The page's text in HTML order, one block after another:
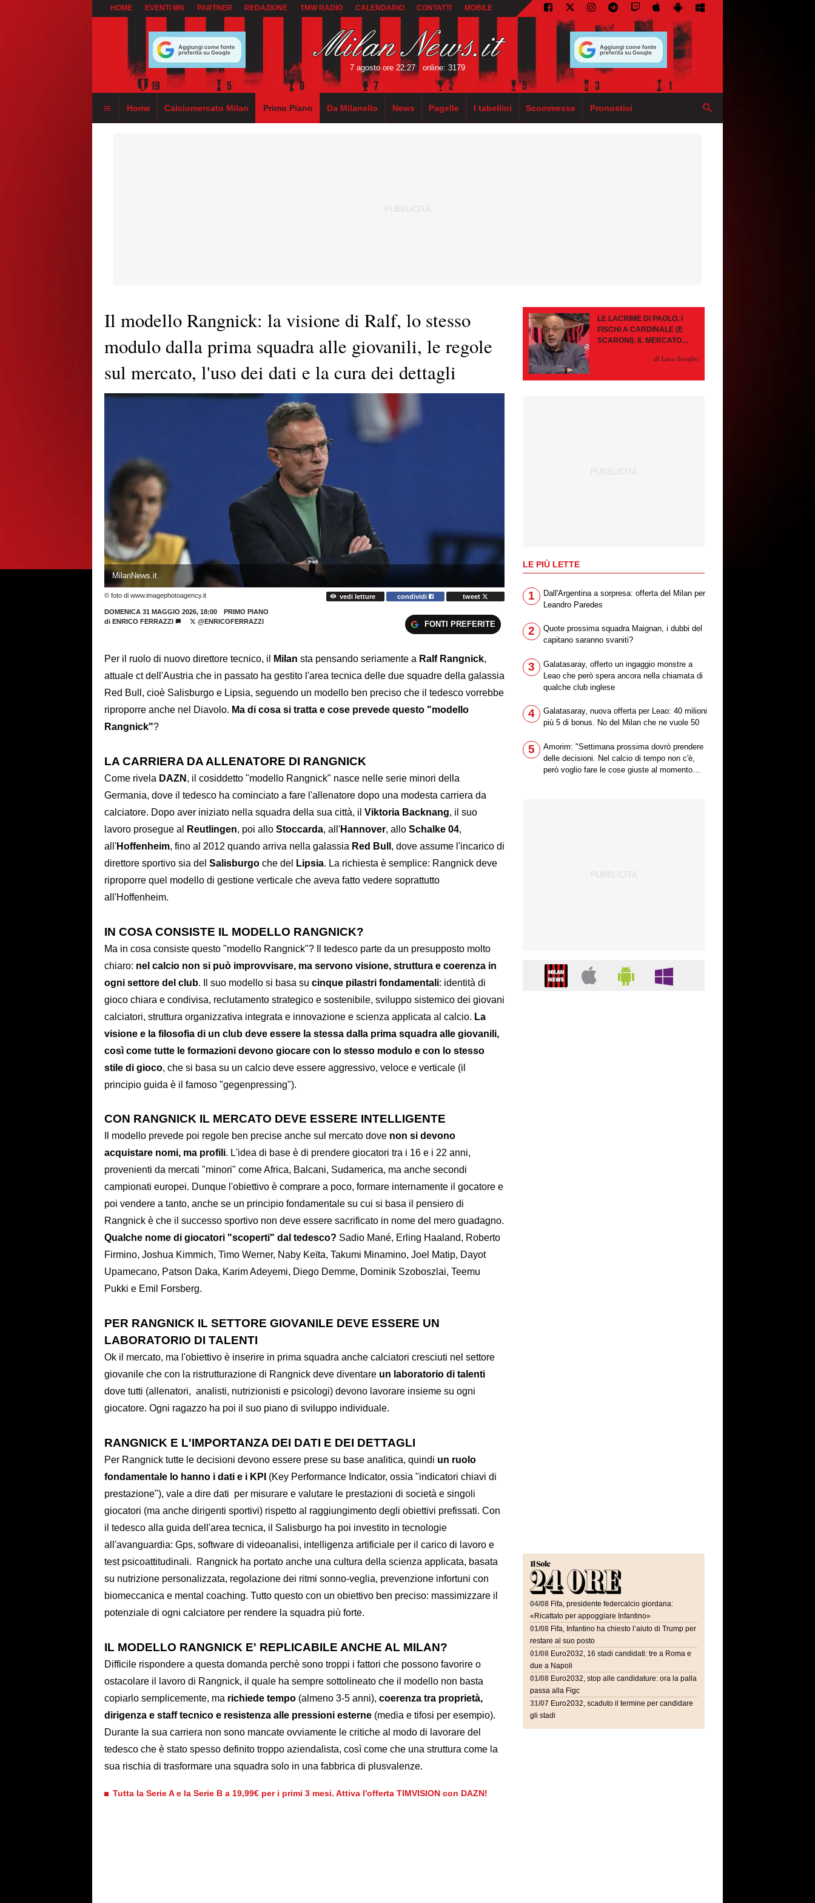
HOME EVENTI MN PARTNER REDAZIONE TMW RADIO CALENDARIO CONTATTI MOBILE
7 agosto ore 22:27 online: 3179
Home Calciomercato Milan Primo Piano Da Milanello News Pagelle I tabellini Scommesse Pronostici
Il modello Rangnick: la visione di Ralf, lo stesso
modulo dalla prima squadra alle giovanili, le regole
sul mercato, l'uso dei dati e la cura dei dettagli
MilanNews.it
© foto di www.imagephotoagency.it vedi letture condividi tweet
DOMENICA 31 MAGGIO 2026, 18:00
PRIMO PIANO
di ENRICO FERRAZZI @ENRICOFERRAZZI FONTI PREFERITE
Per il ruolo di nuovo direttore tecnico, il Milan sta pensando seriamente a Ralf Rangnick,
attuale ct dell'Austria che in passato ha gestito l'area tecnica delle due squadre della galassia
Red Bull, cioè Salisburgo e Lipsia, seguendo un modello ben preciso che il tedesco vorrebbe
riproporre anche nel Diavolo. Ma di cosa si tratta e cose prevede questo "modello
Rangnick"?
LA CARRIERA DA ALLENATORE DI RANGNICK
Come rivela DAZN , il cosiddetto "modello Rangnick" nasce nelle serie minori della
Germania, dove il tedesco ha cominciato a fare l'allenatore dopo una modesta carriera da
calciatore. Dopo aver iniziato nella squadra della sua città, il Viktoria Backnang, il suo
lavoro prosegue al
Reutlingen, poi allo Stoccarda, all'Hannover, allo Schalke 04,
all'Hoffenheim, fino al 2012 quando arriva nella galassia Red Bull , dove assume l'incarico di
direttore sportivo sia del Salisburgo che del Lipsia. La richiesta è semplice: Rangnick deve
riproporre quel modello di gestione verticale che aveva fatto vedere soprattutto
all'Hoffenheim.
IN COSA CONSISTE IL MODELLO RANGNICK?
Ma in cosa consiste questo "modello Rangnick"? Il tedesco parte da un presupposto molto
chiaro: nel calcio non si può improvvisare, ma servono visione, struttura e coerenza in
ogni settore del club. Il suo modello si basa su cinque pilastri fondamentali: identità di
gioco chiara e condivisa, reclutamento strategico e sostenibile, sviluppo sistemico dei giovani
calciatori, struttura organizzativa integrata e innovazione e scienza applicata al calcio. La
visione e la filosofia di un club deve essere la stessa dalla prima squadra alle giovanili,
così come tutte le formazioni devono giocare con lo stesso modulo e con lo stesso
stile di gioco, che si basa su un calcio deve essere aggressivo, veloce e verticale (il
principio guida è il famoso "gegenpressing").
CON RANGNICK IL MERCATO DEVE ESSERE INTELLIGENTE
Il modello prevede poi regole ben precise anche sul mercato dove non si devono
acquistare nomi, ma profili. L'idea di base è di prendere giocatori tra i 16 e i 22 anni,
provenienti da mercati "minori" come Africa, Balcani, Sudamerica, ma anche secondi
campionati europei. Dunque l'obiettivo è comprare a poco, formare internamente il gocatore e
poi vendere a tanto, anche se un principio fondamentale su cui si basa il pensiero di
Rangnick è che il successo sportivo non deve essere sacrificato in nome del mero guadagno.
Qualche nome di giocatori "scoperti" dal tedesco? Sadio Mané, Erling Haaland, Roberto
Firmino, Joshua Kimmich, Timo Werner, Naby Keïta, Takumi Minamino, Joel Matip, Dayot
Upamecano, Patson Daka, Karim Adeyemi, Diego Demme, Dominik Szoboszlai, Teemu
Pukki e Emil Forsberg.
PER RANGNICK IL SETTORE GIOVANILE DEVE ESSERE UN
LABORATORIO DI TALENTI
Ok il mercato, ma l'obiettivo è inserire in prima squadra anche calciatori cresciuti nel settore
giovanile che con la ristrutturazione di Rangnick deve diventare un laboratorio di talenti
dove tutti (allenatori, analisti, nutrizionisti e psicologi) devono lavorare insieme su ogni
giocatore. Ogni ragazzo ha poi il suo piano di sviluppo individuale.
RANGNICK E L'IMPORTANZA DEI DATI E DEI DETTAGLI
Per Rangnick tutte le decisioni devono essere prese su base analitica, quindi un ruolo
fondamentale lo hanno i dati e i KPI (Key Performance Indicator, ossia "indicatori chiavi di
prestazione"), vale a dire dati per misurare e valutare le prestazioni di società e singoli
giocatori (ma anche dirigenti sportivi) rispetto al raggiungimento degli obiettivi prefissati. Con
il tedesco alla guida dell'area tecnica, il Salisburgo ha poi investito in tecnologie
all'avanguardia: Gps, software di videoanalisi, intelligenza artificiale per il carico di lavoro e
test psicoattitudinali. Rangnick ha portato anche una cultura della scienza applicata, basata
su nutrizione personalizzata, regolazione dei ritmi sonno-veglia, prevenzione infortuni con
biomeccanica e mental coaching. Tutto questo con un obiettivo ben preciso: massimizzare il
potenziale di ogni calciatore per rendere la squadra più forte.
IL MODELLO RANGNICK E' REPLICABILE ANCHE AL MILAN?
Difficile rispondere a questa domanda perchè sono troppi i fattori che possono favorire o
ostacolare il lavoro di Rangnick, il quale ha sempre sottolineato che il modello non basta
copiarlo semplicemente, ma richiede tempo (almeno 3-5 anni), coerenza tra proprietà,
dirigenza e staff tecnico e resistenza alle pressioni esterne (media e tifosi per esempio).
Durante la sua carriera non sono mancate ovviamente le critiche al modo di lavorare del
tedesco che è stato spesso definito troppo aziendalista, così come che una struttura come la
sua rischia di trasformare una squadra solo in una fabbrica di plusvalenze.
Tutta la Serie A e la Serie B a 19,99€ per i primi 3 mesi. Attiva l'offerta TIMVISION con DAZN!
LE LACRIME DI PAOLO. I
FISCHI A CARDINALE (E
SCARONI). IL MERCATO
PAZIENZA, SE RESTA È
di Luca Serafini
LE PIÙ LETTE
1
Dall'Argentina a sorpresa: offerta del Milan per
Leandro Paredes
2
Quote prossima squadra Maignan, i dubbi del
capitano saranno svaniti?
3
Galatasaray, offerto un ingaggio monstre a
Leao che però spera ancora nella chiamata di
qualche club inglese
4
Galatasaray, nuova offerta per Leao: 40 milioni
più 5 di bonus. No del Milan che ne vuole 50
5
Amorim: "Settimana prossima dovrò prendere
delle decisioni. Nel calcio di tempo non c'è,
però voglio fare le cose giuste al momento
04/08 Fifa, presidente federcalcio giordana:
«Ricattato per appoggiare Infantino»
01/08 Fifa, Infantino ha chiesto l’aiuto di Trump per
restare al suo posto
01/08 Euro2032, 16 stadi candidati: tre a Roma e
due a Napoli
01/08 Euro2032, stop alle candidature: ora la palla
passa alla Figc
31/07 Euro2032, scaduto il termine per candidare
gli stadi